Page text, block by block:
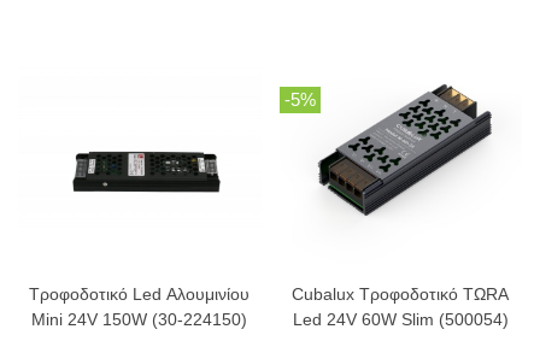
Τροφοδοτικό Led Αλουμινίου
Mini 24V 150W (30-224150)
-5%
Cubalux Τροφοδοτικό ΤΩRA
Led 24V 60W Slim (500054)